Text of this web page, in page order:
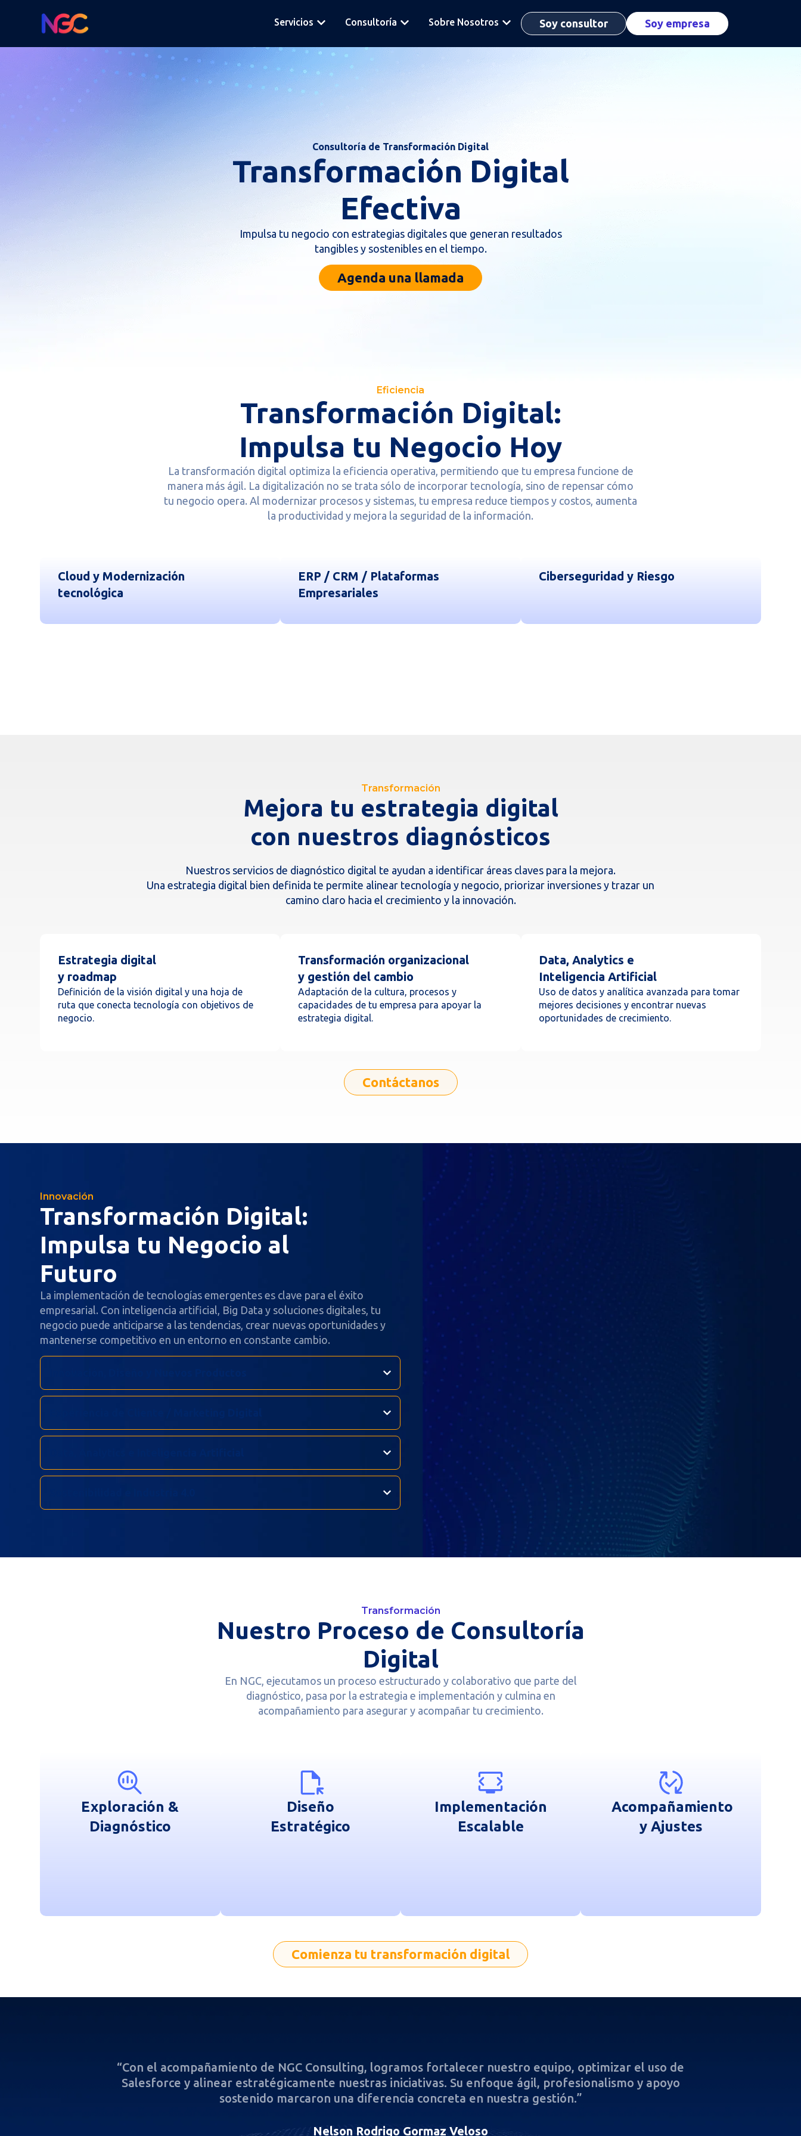
Servicios Consultoría Sobre Nosotros Soy consultor Soy empresa
Consultoría de Transformación Digital
Transformación Digital
Efectiva
Impulsa tu negocio con estrategias digitales que generan resultados
tangibles y sostenibles en el tiempo.
Agenda una llamada
Eficiencia
Transformación Digital:
Impulsa tu Negocio Hoy
La transformación digital optimiza la eficiencia operativa, permitiendo que tu empresa funcione de
manera más ágil. La digitalización no se trata sólo de incorporar tecnología, sino de repensar cómo
tu negocio opera. Al modernizar procesos y sistemas, tu empresa reduce tiempos y costos, aumenta
la productividad y mejora la seguridad de la información.
Cloud y Modernización
tecnológica
ERP / CRM / Plataformas
Empresariales
Ciberseguridad y Riesgo
Transformación
Mejora tu estrategia digital
con nuestros diagnósticos
Nuestros servicios de diagnóstico digital te ayudan a identificar áreas claves para la mejora.
Una estrategia digital bien definida te permite alinear tecnología y negocio, priorizar inversiones y trazar un
camino claro hacia el crecimiento y la innovación.
Estrategia digital
y roadmap
Definición de la visión digital y una hoja de
ruta que conecta tecnología con objetivos de
negocio.
Transformación organizacional
y gestión del cambio
Adaptación de la cultura, procesos y
capacidades de tu empresa para apoyar la
estrategia digital.
Data, Analytics e
Inteligencia Artificial
Uso de datos y analítica avanzada para tomar
mejores decisiones y encontrar nuevas
oportunidades de crecimiento.
Contáctanos
Innovación
Transformación Digital:
Impulsa tu Negocio al
Futuro
La implementación de tecnologías emergentes es clave para el éxito
empresarial. Con inteligencia artificial, Big Data y soluciones digitales, tu
negocio puede anticiparse a las tendencias, crear nuevas oportunidades y
mantenerse competitivo en un entorno en constante cambio.
Transformación
Nuestro Proceso de Consultoría
Digital
En NGC, ejecutamos un proceso estructurado y colaborativo que parte del
diagnóstico, pasa por la estrategia e implementación y culmina en
acompañamiento para asegurar y acompañar tu crecimiento.
Exploración &
Diagnóstico
Diseño
Estratégico
Implementación
Escalable
Acompañamiento
y Ajustes
Comienza tu transformación digital
“Con el acompañamiento de NGC Consulting, logramos fortalecer nuestro equipo, optimizar el uso de
Salesforce y alinear estratégicamente nuestras iniciativas. Su enfoque ágil, profesionalismo y apoyo
sostenido marcaron una diferencia concreta en nuestra gestión.”
Nelson Rodrigo Gormaz Veloso